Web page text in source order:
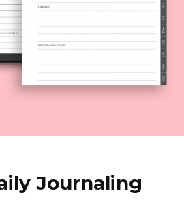
Journaling